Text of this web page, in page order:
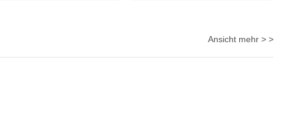
Ansicht mehr > >